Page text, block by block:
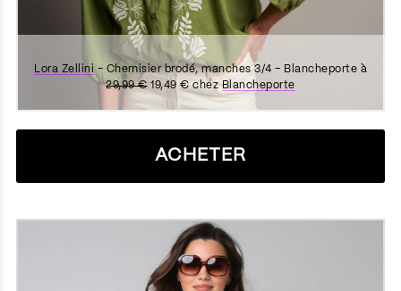
Lora Zellini – Chemisier brodé, manches 3/4 – Blancheporte à
29,99 €19,49 € chezBlancheporte
ACHETER